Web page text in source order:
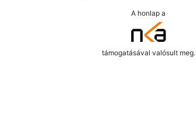
A honlap a
támogatásával valósult meg.